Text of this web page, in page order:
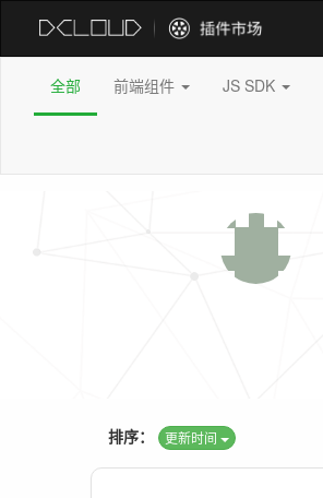
全部 前端组件 JS SDK
排序： 更新时间